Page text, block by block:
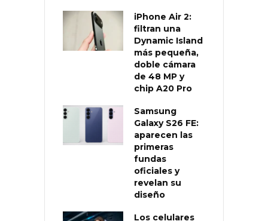
iPhone Air 2:
filtran una
Dynamic Island
más pequeña,
doble cámara
de 48 MP y
chip A20 Pro
Samsung
Galaxy S26 FE:
aparecen las
primeras
fundas
oficiales y
revelan su
diseño
Los celulares